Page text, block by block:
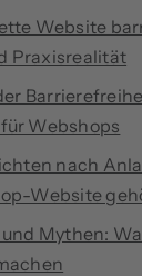
Website
Praxisrealität
Webshops
nach
Website
Mythen: